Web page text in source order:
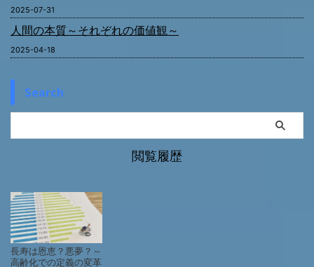
2025-07-31
人間の本質～それぞれの価値観～
2025-04-18
Search
閲覧履歴
長寿は恩恵？悪夢？～
高齢化での定義の変革